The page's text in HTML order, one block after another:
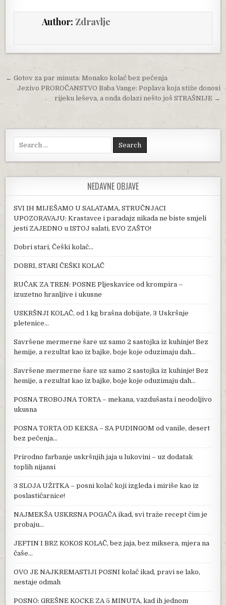
Author: Zdravlje
Post navigation
← Gotov za par minuta: Monako kolač bez pečenja
Jezivo PROROČANSTVO Baba Vange: Poplava koja stiže donosi
rijeku leševa, a onda dolazi nešto još STRAŠNIJE →
Search for:
NEDAVNE OBJAVE
SVI IH MIJEŠAMO U SALATAMA, STRUČNJACI
UPOZORAVAJU: Krastavce i paradajz nikada ne biste smjeli
jesti ZAJEDNO u ISTOJ salati, EVO ZAŠTO!
Dobri stari, Češki kolač…
DOBRI, STARI ČEŠKI KOLAČ
RUČAK ZA TREN: POSNE Pljeskavice od krompira –
izuzetno hranljive i ukusne
USKRŠNJI KOLAČ, od 1 kg brašna dobijate, 3 Uskršnje
pletenice…
Savršene mermerne šare uz samo 2 sastojka iz kuhinje! Bez
hemije, a rezultat kao iz bajke, boje koje oduzimaju dah…
Savršene mermerne šare uz samo 2 sastojka iz kuhinje! Bez
hemije, a rezultat kao iz bajke, boje koje oduzimaju dah…
POSNA TROBOJNA TORTA – mekana, vazdušasta i neodoljivo
ukusna
POSNA TORTA OD KEKSA – SA PUDINGOM od vanile, desert
bez pečenja…
Prirodno farbanje uskršnjih jaja u lukovini – uz dodatak
toplih nijansi
3 SLOJA UŽITKA – posni kolač koji izgleda i miriše kao iz
poslastičarnice!
NAJMEKŠA USKRSNA POGAČA ikad, svi traže recept čim je
probaju…
JEFTIN I BRZ KOKOS KOLAČ, bez jaja, bez miksera, mjera na
čaše…
OVO JE NAJKREMASTIJI POSNI kolač ikad, pravi se lako,
nestaje odmah
POSNO: GREŠNE KOCKE ZA 5 MINUTA, kad ih jednom